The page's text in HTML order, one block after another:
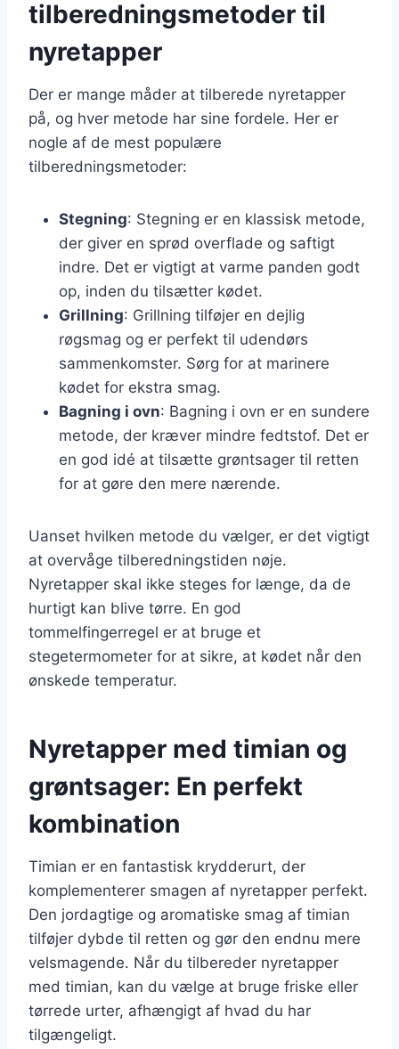
tilberedningsmetoder til
nyretapper
Der er mange måder at tilberede nyretapper
på, og hver metode har sine fordele. Her er
nogle af de mest populære
tilberedningsmetoder:
Stegning: Stegning er en klassisk metode,
der giver en sprød overflade og saftigt
indre. Det er vigtigt at varme panden godt
op, inden du tilsætter kødet.
Grillning: Grillning tilføjer en dejlig
røgsmag og er perfekt til udendørs
sammenkomster. Sørg for at marinere
kødet for ekstra smag.
Bagning i ovn: Bagning i ovn er en sundere
metode, der kræver mindre fedtstof. Det er
en god idé at tilsætte grøntsager til retten
for at gøre den mere nærende.
Uanset hvilken metode du vælger, er det vigtigt
at overvåge tilberedningstiden nøje.
Nyretapper skal ikke steges for længe, da de
hurtigt kan blive tørre. En god
tommelfingerregel er at bruge et
stegetermometer for at sikre, at kødet når den
ønskede temperatur.
Nyretapper med timian og
grøntsager: En perfekt
kombination
Timian er en fantastisk krydderurt, der
komplementerer smagen af nyretapper perfekt.
Den jordagtige og aromatiske smag af timian
tilføjer dybde til retten og gør den endnu mere
velsmagende. Når du tilbereder nyretapper
med timian, kan du vælge at bruge friske eller
tørrede urter, afhængigt af hvad du har
tilgængeligt.